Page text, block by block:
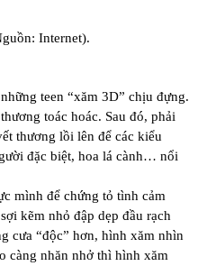
Internet).
teen “xăm 3D” chịu đựng.
toác hoác. Sau đó, phải
thương lồi lên để các kiểu
đặc biệt, hoa lá cành… nổi
mình để chứng tỏ tình cảm
kẽm nhỏ đập dẹp đầu rạch
cưa “độc” hơn, hình xăm nhìn
càng nhăn nhở thì hình xăm